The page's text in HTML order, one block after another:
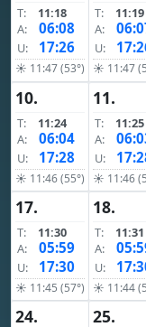
T:
11:18
A:
06:08
U: 17:26
☀ 11:47 (53°)
T:
11:19
A:
U:
☀ 11:47
10.
T:
11:24
A:
06:04
U: 17:28
☀ 11:46 (55°)
11.
T:
11:25
A:
U:
☀ 11:46
17.
T:
11:30
A:
05:59
U: 17:30
☀ 11:45 (57°)
18.
T:
11:31
A:
U:
☀ 11:44
24. 25.